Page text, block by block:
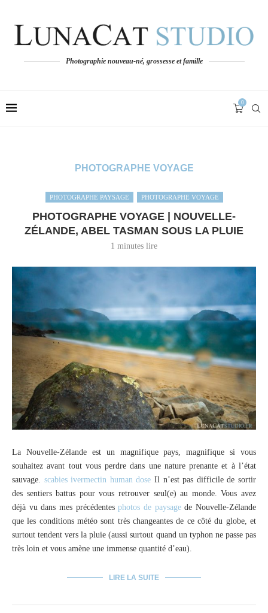
Photographie nouveau-né, grossesse et famille
0
PHOTOGRAPHE VOYAGE
PHOTOGRAPHE PAYSAGE PHOTOGRAPHE VOYAGE
PHOTOGRAPHE VOYAGE | NOUVELLE-
ZÉLANDE, ABEL TASMAN SOUS LA PLUIE
1 minutes lire
La Nouvelle-Zélande est un magnifique pays, magnifique si vous
souhaitez avant tout vous perdre dans une nature prenante et à l’état
sauvage. scabies ivermectin human dose Il n’est pas difficile de sortir
des sentiers battus pour vous retrouver seul(e) au monde. Vous avez
déjà vu dans mes précédentesphotos de paysagede Nouvelle-Zélande
que les conditions météo sont très changeantes de ce côté du globe, et
surtout tendent vers la pluie (aussi surtout quand un typhon ne passe pas
très loin et vous amène une immense quantité d’eau).
LIRE LA SUITE